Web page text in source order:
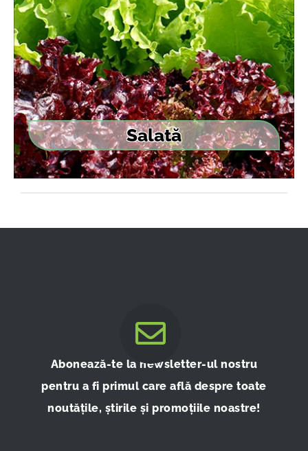
Salată
Abonează-te la newsletter-ul nostru
pentru a fi primul care află despre toate
noutățile, știrile și promoțiile noastre!